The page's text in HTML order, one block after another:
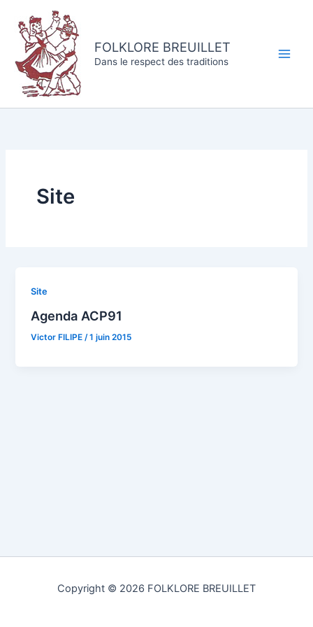
contenu
FOLKLORE BREUILLET
Dans le respect des traditions
Site
Site
Agenda ACP91
Victor FILIPE /1 juin 2015
Copyright © 2026 FOLKLORE BREUILLET